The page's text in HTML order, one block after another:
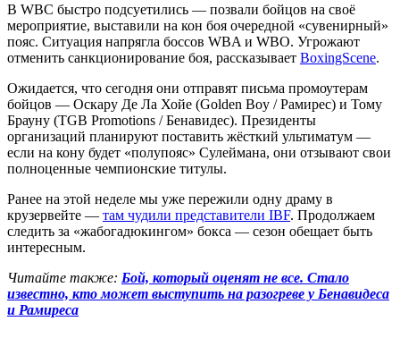
В WBC быстро подсуетились — позвали бойцов на своё
мероприятие, выставили на кон боя очередной «сувенирный»
пояс. Ситуация напрягла боссов WBA и WBO. Угрожают
отменить санкционирование боя, рассказывает BoxingScene.
Ожидается, что сегодня они отправят письма промоутерам
бойцов — Оскару Де Ла Хойе (Golden Boy / Рамирес) и Тому
Брауну (TGB Promotions / Бенавидес). Президенты
организаций планируют поставить жёсткий ультиматум —
если на кону будет «полупояс» Сулеймана, они отзывают свои
полноценные чемпионские титулы.
Ранее на этой неделе мы уже пережили одну драму в
крузервейте — там чудили представители IBF. Продолжаем
следить за «жабогадюкингом» бокса — сезон обещает быть
интересным.
Читайте также: Бой, который оценят не все. Стало
известно, кто может выступить на разогреве у Бенавидеса
и Рамиреса